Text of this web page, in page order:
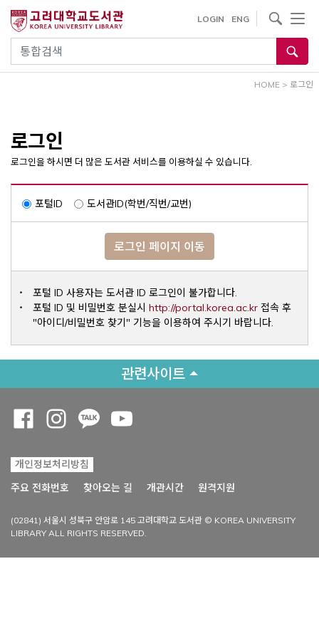
건
통합검색
LOGIN ENG
사이트내 검색
HOME > 로그인
로그인
로그인을 하시면 더 많은 도서관 서비스를 이용하실 수 있습니다.
포털ID 도서관ID(학번/직번/교번)
로그인 페이지 이동
포털 ID 사용자는 도서관 ID 로그인이 불가합니다.
포털 ID 및 비밀번호 분실시 http://portal.korea.ac.krOpens a
접속 후
"아이디/비밀번호 찾기" 기능을 이용하여 주시기 바랍니다.
관련사이트
개인정보처리방침
주요 전화번호
찾아오는 길 개관시간 원격지원
(02841) 서울시 성북구 안암로 145 고려대학교 도서관 © KOREA UNIVERSITY
LIBRARY ALL RIGHTS RESERVED.
Opens a new window
Opens a new window
Opens a new window